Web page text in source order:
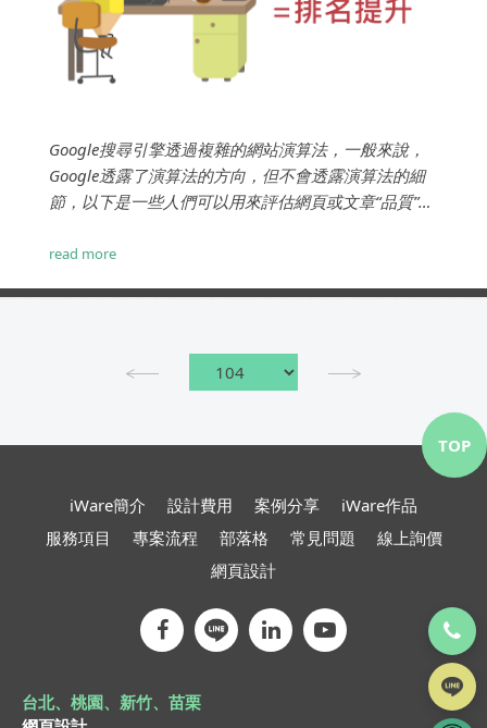
Google搜尋引擎透過複雜的網站演算法，一般來說，
Google透露了演算法的方向，但不會透露演算法的細
節，以下是一些人們可以用來評估網頁或文章“品質”的
到提升排名的目標。...
read more
iWare簡介 設計費用 案例分享
iWare作品
服務項目
專案流程 部落格 常見問題
線上詢價
網頁設計
台北、桃園、新竹、苗栗
TOP